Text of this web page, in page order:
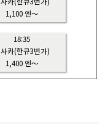
1,100 엔～
18:35
카(한큐3번가)
1,400 엔～